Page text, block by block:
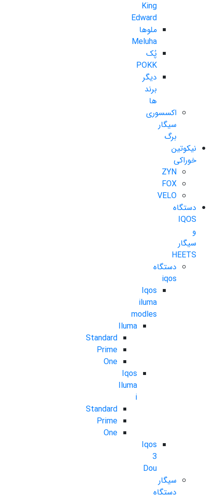
King
Edward
ملوها
Meluha
پُک
POKK
دیگر
برند
ها
اکسسوری
سیگار
برگ
نیکوتین
خوراکی
ZYN
FOX
VELO
دستگاه
IQOS
و
سیگار
HEETS
دستگاه
iqos
Iqos
iluma
modles
Iluma
Standard
Prime
One
Iqos
Iluma
i
Standard
Prime
One
Iqos
3
Dou
سیگار
دستگاه